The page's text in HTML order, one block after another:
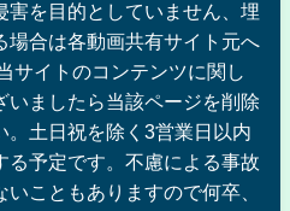
害を目的としていません、埋
場合は各動画共有サイト元へ
サイトのコンテンツに関し
いましたら当該ページを削除
。土日祝を除く3営業日以内
る予定です。不慮による事故
こともありますので何卒、